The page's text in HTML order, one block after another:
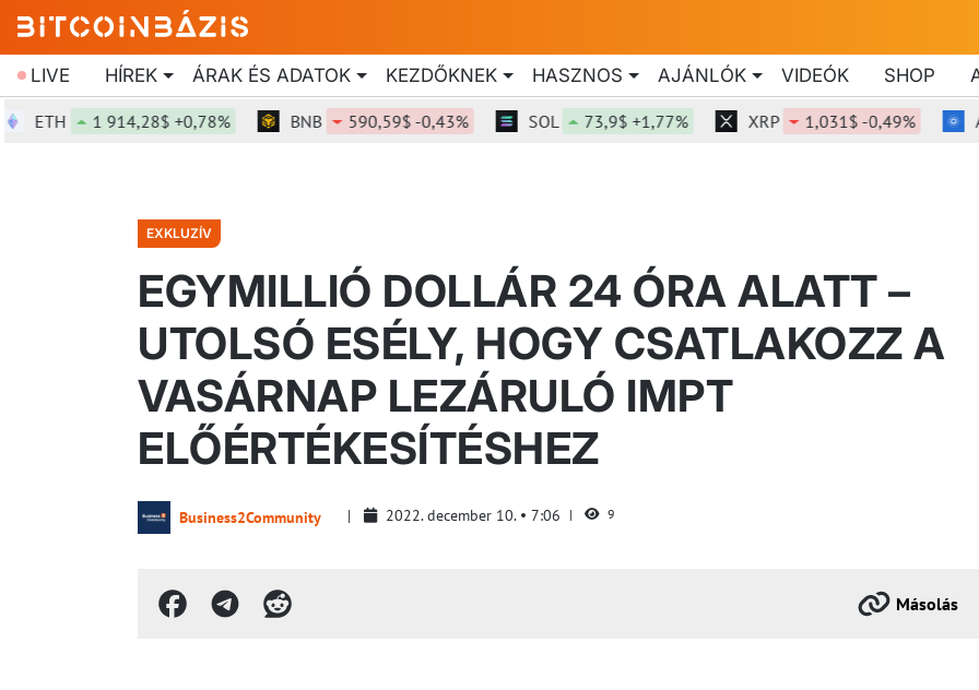
LIVE HÍREK ÁRAK ÉS ADATOK KEZDŐKNEK HASZNOS AJÁNLÓK VIDEÓK SHOP
ETH 1 914,28$ +0,78% BNB 590,59$ -0,43% SOL 73,9$ +1,77% XRP 1,031$ -0,49% ADA
EXKLUZÍV
EGYMILLIÓ DOLLÁR 24 ÓRA ALATT –
UTOLSÓ ESÉLY, HOGY CSATLAKOZZ A
VASÁRNAP LEZÁRULÓ IMPT
ELŐÉRTÉKESÍTÉSHEZ
Business2Community 2022. december 10. 7:06 9
Másolás